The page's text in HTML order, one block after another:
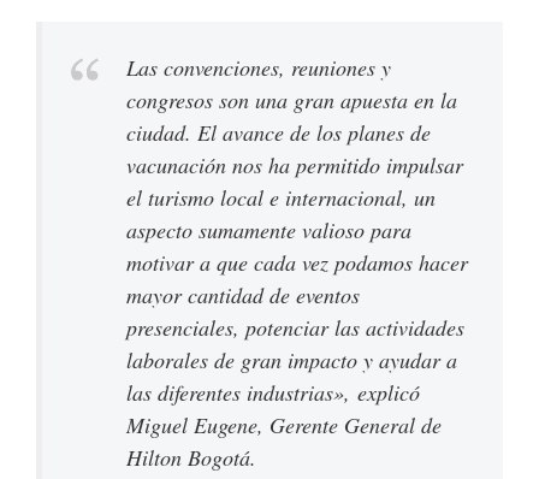
Las convenciones, reuniones y
congresos son una gran apuesta en la
ciudad. El avance de los planes de
vacunación nos ha permitido impulsar
el turismo local e internacional, un
aspecto sumamente valioso para
motivar a que cada vez podamos hacer
mayor cantidad de eventos
presenciales, potenciar las actividades
laborales de gran impacto y ayudar a
las diferentes industrias», explicó
Miguel Eugene, Gerente General de
Hilton Bogotá.